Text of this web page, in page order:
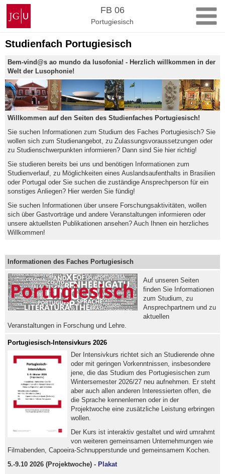
Zum
Inhalt
springen
Johannes
Gutenberg-
Universität
Mainz
FB 06
Portugiesisch
Studienfach Portugiesisch
Bem-vind@s ao mundo da lusofonia! - Herzlich willkommen in der
Welt der Lusophonie!
Willkommen auf den Seiten des Studienfaches Portugiesisch!
Sie suchen Informationen zum Studium des Faches Portugiesisch? Sie
wollen sich zum Studienangebot, zu Zulassungsvoraussetzungen oder
zu Studienschwerpunkten informieren? Dann sind Sie hier richtig!
Sie studieren bereits bei uns und benötigen Informationen zum
Studienverlauf, zu Möglichkeiten eines Auslandsaufenthalts in Brasilien
oder Portugal oder Sie suchen die zuständige Ansprechperson für ein
sonstiges Anliegen? Hier werden Sie fündig!
Sie suchen Informationen über unsere Forschungsaktivitäten, wollen
sich über Gastvorträge und andere Veranstaltungen informieren oder
unsere aktuellsten Publikationen ansehen? Auch Ihnen ein herzliches
Willkommen!
Informationen des Faches Portugiesisch
Auf unseren Seiten
finden Sie Informationen
zum Studium, zu
Ansprechpartnern und zu
aktuellen
Veranstaltungen in Forschung und Lehre.
Portugiesisch-Intensivkurs 2026
Der Intensivkurs richtet sich an Studierende ohne
oder mit geringen Vorkenntnissen, insbesondere
jene, die das Studium des Portugiesischen zum
Wintersemester 2026/27 neu aufnehmen. Er steht
aber auch allen anderen Interessierten offen, die
die Sprache kennenlernen oder in der
Projektwoche eine zusätzliche Leistung erbringen
wollen.
Der Kurs ist interaktiv gestaltet und wird umrahmt
von weiteren gemeinsamen Unternehmungen wie
Filmabenden, Capoeira-Schnupperstunde und gemeinsamem Kochen.
5.-9.10 2026 (Projektwoche) - Plakat